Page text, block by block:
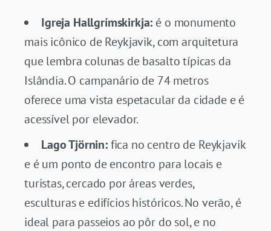
Igreja Hallgrímskirkja: é o monumento
mais icônico de Reykjavik, com arquitetura
que lembra colunas de basalto típicas da
Islândia. O campanário de 74 metros
oferece uma vista espetacular da cidade e é
acessível por elevador.
Lago Tjörnin:fica no centro de Reykjavik
e é um ponto de encontro para locais e
turistas, cercado por áreas verdes,
esculturas e edifícios históricos. No verão, é
ideal para passeios ao pôr do sol, e no